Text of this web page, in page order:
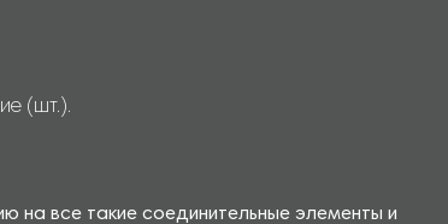
(шт.).
на все такие соединительные элементы и